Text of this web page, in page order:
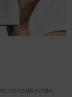
reconhecido